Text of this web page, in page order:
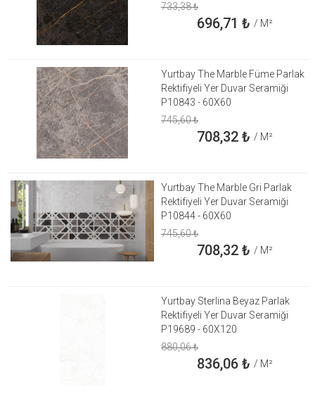
733,38₺
696,71 ₺ / M²
Yurtbay The Marble Füme Parlak
Rektifiyeli Yer Duvar Seramiği
P10843 - 60X60
745,60₺
708,32₺ / M²
Yurtbay The Marble Gri Parlak
Rektifiyeli Yer Duvar Seramiği
P10844 - 60X60
745,60₺
708,32₺ / M²
Yurtbay Sterlina Beyaz Parlak
Rektifiyeli Yer Duvar Seramiği
P19689 - 60X120
880,06₺
836,06₺ / M²